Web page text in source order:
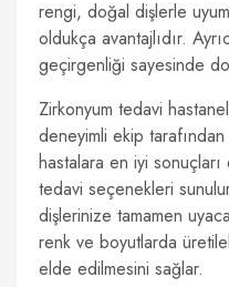
rengi, doğal dişlerle
oldukça avantajlıdır.
geçirgenliği sayesinde
Zirkonyum tedavi
deneyimli ekip
hastalara en iyi
tedavi seçenekleri
dişlerinize tamamen
renk ve boyutlarda
elde edilmesini sağlar.